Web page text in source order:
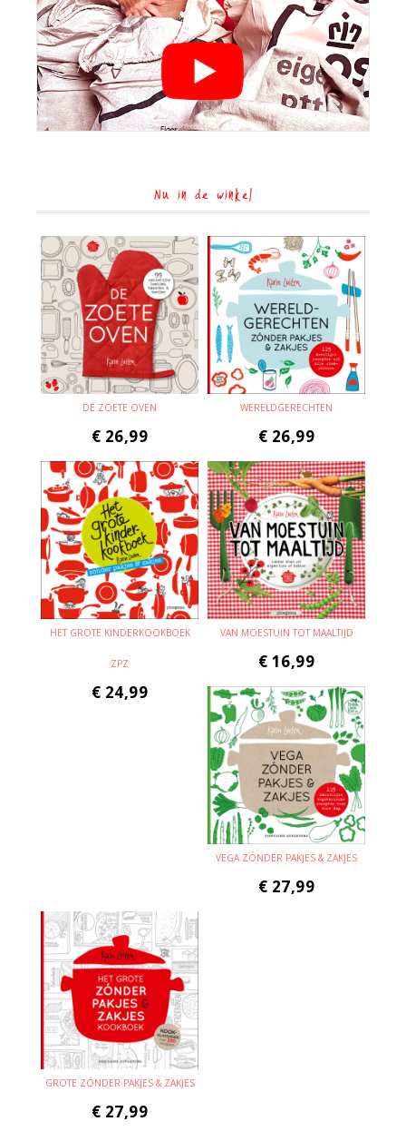
Nu in de winkel
DE ZOETE OVEN
€ 26,99
WERELDGERECHTEN
€ 26,99
HET GROTE KINDERKOOKBOEK
ZPZ
€ 24,99
VAN MOESTUIN TOT MAALTIJD
€ 16,99
VEGA ZÓNDER PAKJES & ZAKJES
€ 27,99
GROTE ZÓNDER PAKJES & ZAKJES
€ 27,99